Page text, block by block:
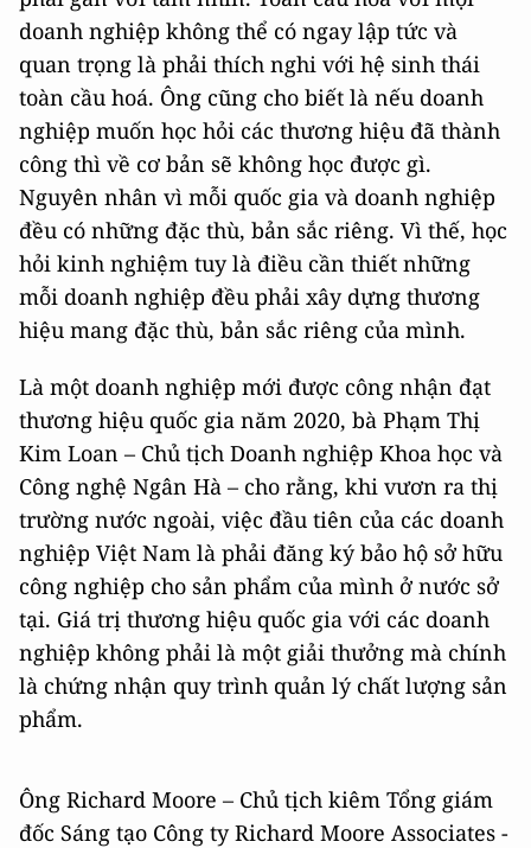
doanh nghiệp không thể có ngay lập tức và
quan trọng là phải thích nghi với hệ sinh thái
toàn cầu hoá. Ông cũng cho biết là nếu doanh
nghiệp muốn học hỏi các thương hiệu đã thành
công thì về cơ bản sẽ không học được gì.
Nguyên nhân vì mỗi quốc gia và doanh nghiệp
đều có những đặc thù, bản sắc riêng. Vì thế, học
hỏi kinh nghiệm tuy là điều cần thiết những
mỗi doanh nghiệp đều phải xây dựng thương
hiệu mang đặc thù, bản sắc riêng của mình.
Là một doanh nghiệp mới được công nhận đạt
thương hiệu quốc gia năm 2020, bà Phạm Thị
Kim Loan – Chủ tịch Doanh nghiệp Khoa học và
Công nghệ Ngân Hà – cho rằng, khi vươn ra thị
trường nước ngoài, việc đầu tiên của các doanh
nghiệp Việt Nam là phải đăng ký bảo hộ sở hữu
công nghiệp cho sản phẩm của mình ở nước sở
tại. Giá trị thương hiệu quốc gia với các doanh
nghiệp không phải là một giải thưởng mà chính
là chứng nhận quy trình quản lý chất lượng sản
phẩm.
Ông Richard Moore – Chủ tịch kiêm Tổng giám
đốc Sáng tạo Công ty Richard Moore Associates -